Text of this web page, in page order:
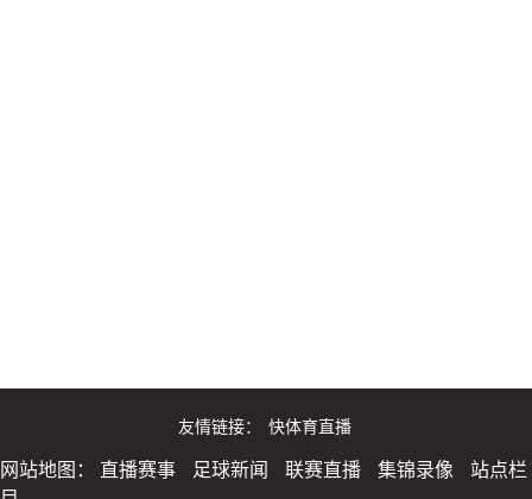
友情链接： 快体育直播
网站地图： 直播赛事 足球新闻 联赛直播 集锦录像
站点栏